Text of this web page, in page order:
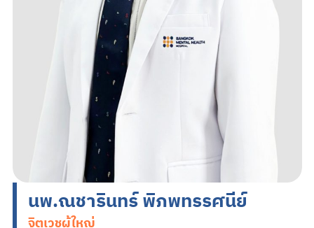
นัดหมายแพทย์
02-589-1889
นพ.ณชารินทร์ พิภพทรรศนีย์